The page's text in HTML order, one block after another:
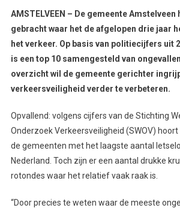
AMSTELVEEN – De gemeente
gebracht waar het de afgelopen drie jaar
het verkeer. Op basis van politiecijfers uit
is een top 10 samengesteld van
overzicht wil de gemeente gerichter
verkeersveiligheid verder te verbeteren.
Opvallend: volgens cijfers van de Stichting
Onderzoek Verkeersveiligheid (SWOV)
de gemeenten met het laagste aantal
Nederland. Toch zijn er een aantal drukke
rotondes waar het relatief vaak raak is.
“Door precies te weten waar de meeste